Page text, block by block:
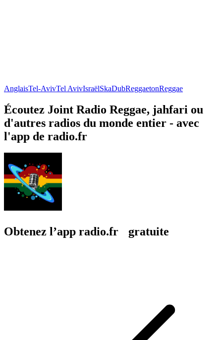
AnglaisTel-AvivTel AvivIsraëlSkaDubReggaetonReggae
Écoutez Joint Radio Reggae, jahfari ou
d'autres radios du monde entier - avec
l'app de radio.fr
Obtenez l’app radio.fr gratuite